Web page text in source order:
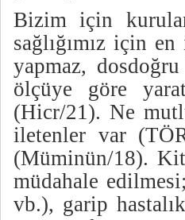
Bizim için
sağlığımız için
yapmaz,
ölçüye göre
(Hicr/21). Ne
iletenler var
(Müminün/18).
müdahale
vb.), garip